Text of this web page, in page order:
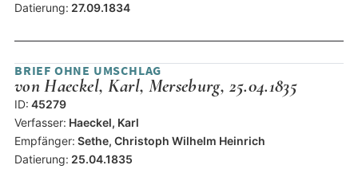
Datierung: 27.09.1834
BRIEF OHNE UMSCHLAG
von Haeckel, Karl, Merseburg, 25.04.1835
ID: 45279
Verfasser: Haeckel, Karl
Empfänger: Sethe, Christoph Wilhelm Heinrich
Datierung: 25.04.1835